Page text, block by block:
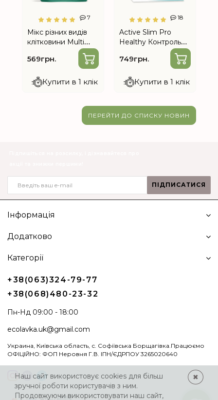
7
Мікс різних видів
клітковини Multi
Bran від Choice...
569грн.
Купити в 1 клік
18
Active Slim Pro
Healthy Контроль
апетиту, калорій,
ваги...
749грн.
Купити в 1 клік
ПЕРЕЙТИ ДО СПИСКУ НОВИН
ПІДПИСАТИСЯ
Інформація
Додатково
Категорії
+38(063)324-79-77
+38(068)480-23-32
Пн-Нд 09:00 - 18:00
ecolavka.uk@gmail.com
Украина, Київська область, с. Софіївська Борщагівка.Працюємо
ОФІЦІЙНО: ФОП Неровня Г.В. ІПН/ЄДРПОУ 3265020640
Наш сайт використовує cookies для більш
зручної роботи користувачів з ним.
Продовжуючи використовувати наш сайт,
✖